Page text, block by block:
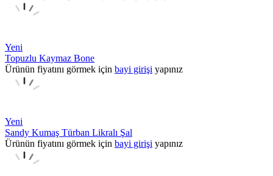
Yeni
Topuzlu Kaymaz Bone
Ürünün fiyatını görmek için bayi girişi yapınız
Yeni
Sandy Kumaş Türban Likralı Şal
Ürünün fiyatını görmek için bayi girişi yapınız